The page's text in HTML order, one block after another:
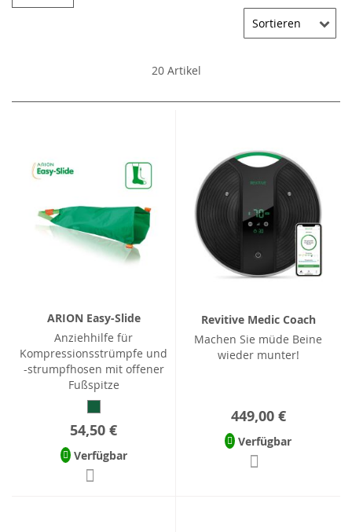
20Artikel
ARION Easy-Slide
Anziehhilfe für
Kompressionsstrümpfe und
-strumpfhosen mit offener
Fußspitze
54,50 €
Verfügbar
Revitive Medic Coach
Machen Sie müde Beine
wieder munter!
449,00 €
Verfügbar